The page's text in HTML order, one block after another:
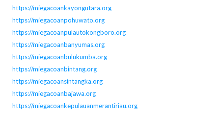
https://miegacoankayongutara.org
https://miegacoanpohuwato.org
https://miegacoanpulautokongboro.org
https://miegacoanbanyumas.org
https://miegacoanbulukumba.org
https://miegacoanbintang.org
https://miegacoansintangka.org
https://miegacoanbajawa.org
https://miegacoankepulauanmerantiriau.org